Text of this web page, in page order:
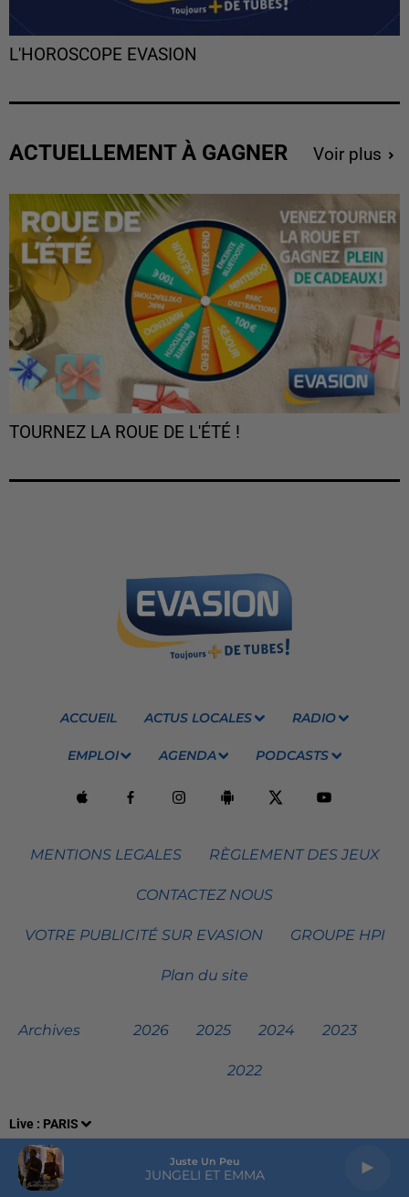
Live : PARIS
Juste Un Peu
JUNGELI ET EMMA
L'HOROSCOPE EVASION
ACTUELLEMENT À GAGNER Voir plus
TOURNEZ LA ROUE DE L'ÉTÉ !
ACCUEIL ACTUS LOCALES RADIO
EMPLOI AGENDA PODCASTS
MENTIONS LEGALES RÈGLEMENT DES JEUX
CONTACTEZ NOUS
VOTRE PUBLICITÉ SUR EVASION GROUPE HPI
Plan du site
Archives 2026 2025 2024 2023
2022